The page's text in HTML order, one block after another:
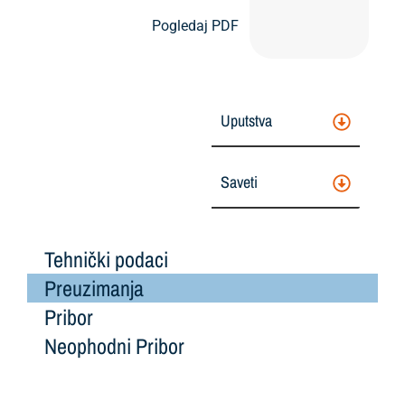
Pogledaj PDF
Uputstva
Saveti
Tehnički podaci
Preuzimanja
Pribor
Neophodni Pribor